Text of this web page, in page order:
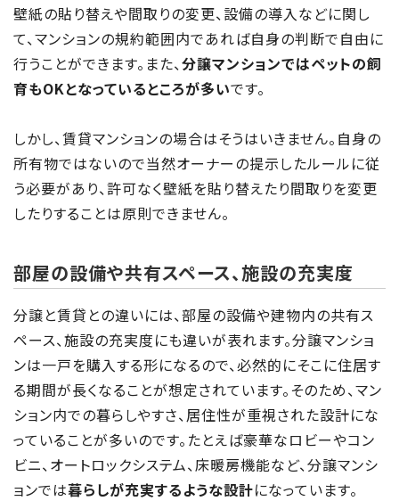
壁紙の貼り替えや間取りの変更、設備の導入などに関し
て、マンションの規約範囲内であれば自身の判断で自由に
行うことができます。また、分譲マンションではペットの飼
育もOKとなっているところが多いです。
しかし、賃貸マンションの場合はそうはいきません。自身の
所有物ではないので当然オーナーの提示したルールに従
う必要があり、許可なく壁紙を貼り替えたり間取りを変更
したりすることは原則できません。
部屋の設備や共有スペース、施設の充実度
分譲と賃貸との違いには、部屋の設備や建物内の共有ス
ペース、施設の充実度にも違いが表れます。分譲マンショ
ンは一戸を購入する形になるので、必然的にそこに住居す
る期間が長くなることが想定されています。そのため、マン
ション内での暮らしやすさ、居住性が重視された設計にな
っていることが多いのです。たとえば豪華なロビーやコン
ビニ、オートロックシステム、床暖房機能など、分譲マンシ
ョンでは暮らしが充実するような設計になっています。